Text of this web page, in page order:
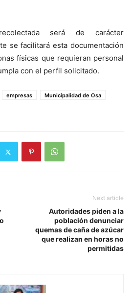
será de carácter
se facilitará esta documentación
físicas que requieran personal
con el perfil solicitado.
empresas
Municipalidad de Osa
Next article
Autoridades piden a la
población denunciar
quemas de caña de azúcar
que realizan en horas no
permitidas